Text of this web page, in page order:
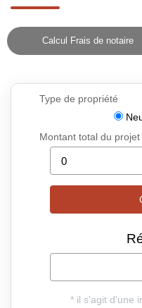
Calcul Frais de notaire